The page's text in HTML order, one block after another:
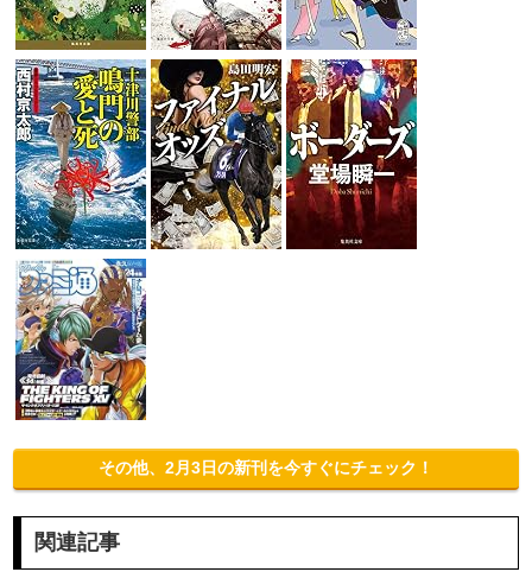
その他、2月3日の新刊を今すぐにチェック！
関連記事